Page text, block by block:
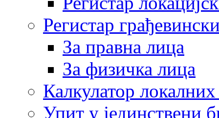
Регистар
За правна лица
За физичка лица
Калкулатор
Упит у јединствени